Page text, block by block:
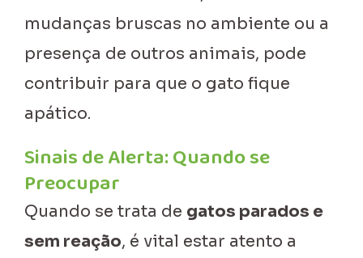
mudanças bruscas no ambiente ou a
presença de outros animais, pode
contribuir para que o gato fique
apático.
Sinais de Alerta: Quando se
Preocupar
Quando se trata de gatos parados e
sem reação, é vital estar atento a